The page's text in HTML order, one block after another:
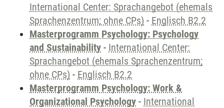
International Center: Sprachangebot (ehemals
Sprachenzentrum; ohne CPs) - Englisch B2.2
Masterprogramm Psychology: Psychology
and Sustainability - International Center:
Sprachangebot (ehemals Sprachenzentrum;
ohne CPs) - Englisch B2.2
Masterprogramm Psychology: Work &
Organizational Psychology - International